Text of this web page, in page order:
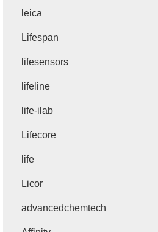
leica
Lifespan
lifesensors
lifeline
life-ilab
Lifecore
life
Licor
advancedchemtech